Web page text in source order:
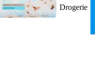
Drogerie